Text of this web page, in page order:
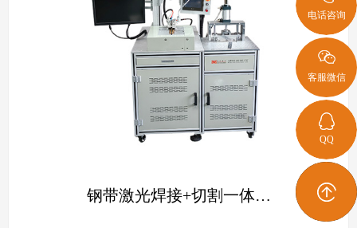
钢带激光焊接+切割一体…
电话咨询
客服微信
QQ